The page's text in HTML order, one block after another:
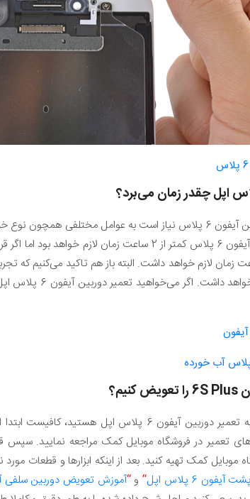
مدت زمانی که برای تعمیر دوربین آیفون 6 پلاس نیاز است به
این تعمیر حداقل 3 ساعت زمان لازم خواهد داشت. البته باز هم
بر روی سرعت
6S Plusرا تعویض کنیم؟
اگر تصور می‌کنید شخصا قادر به تعمیر دوربین
تعمیر در فروشگاه موبایل کمک مراجعه نمایید.
6 پلاس اپل “ و“آموزش تعویض دوربین سلفی آیفون 6